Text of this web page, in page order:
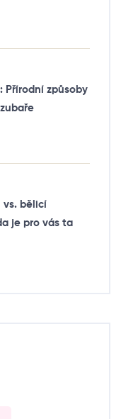
Přírodní způsoby
vs. bělicí
je pro vás ta